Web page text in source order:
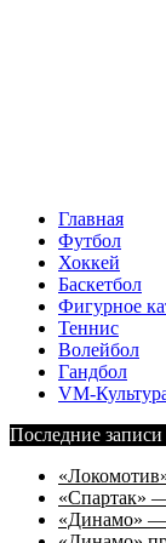
Главная
Футбол
Хоккей
Баскетбол
Фигурное
Теннис
Волейбол
Гандбол
VM-
Последние записи
«Спартак»
«Динамо» —